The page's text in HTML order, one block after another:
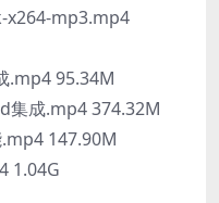
mp3.mp4
.mp4 95.34M
成.mp4 374.32M
147.90M
1.04G